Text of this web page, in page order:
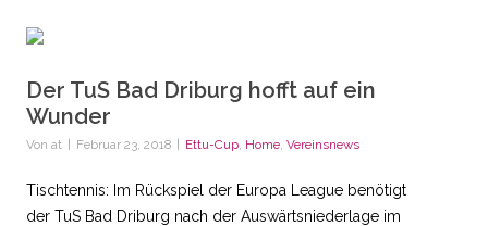
Der TuS Bad Driburg hofft auf ein
Wunder
Von at Februar 23, 2018 Ettu-Cup, Home, Vereinsnews
Tischtennis: Im Rückspiel der Europa League benötigt
der TuS Bad Driburg nach der Auswärtsniederlage im